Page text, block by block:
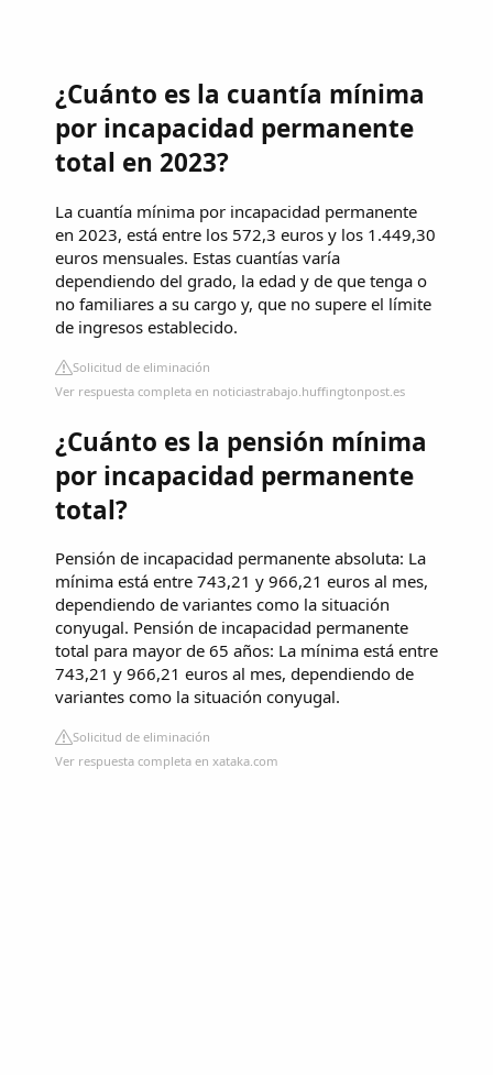
¿Cuánto es la cuantía mínima
por incapacidad permanente
total en 2023?
La cuantía mínima por incapacidad permanente
en 2023, está entre los 572,3 euros y los 1.449,30
euros mensuales. Estas cuantías varía
dependiendo del grado, la edad y de que tenga o
no familiares a su cargo y, que no supere el límite
de ingresos establecido.
Solicitud de eliminación
Ver respuesta completa en noticiastrabajo.huffingtonpost.es
¿Cuánto es la pensión mínima
por incapacidad permanente
total?
Pensión de incapacidad permanente absoluta: La
mínima está entre 743,21 y 966,21 euros al mes,
dependiendo de variantes como la situación
conyugal. Pensión de incapacidad permanente
total para mayor de 65 años: La mínima está entre
743,21 y 966,21 euros al mes, dependiendo de
variantes como la situación conyugal.
Solicitud de eliminación
Ver respuesta completa en xataka.com